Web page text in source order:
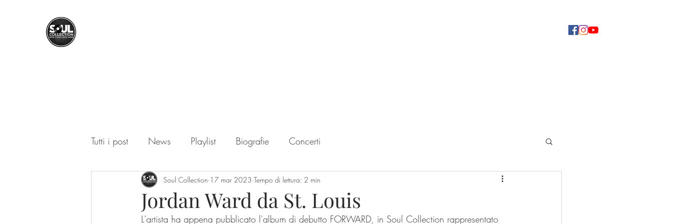
Tutti i post News Playlist Biografie Concerti
Jordan Ward da St. Louis
Soul Collection 17 mar 2023 Tempo di lettura: 2 min
L'artista ha appena pubblicato l'album di debutto FORWARD, in Soul Collection rappresentato